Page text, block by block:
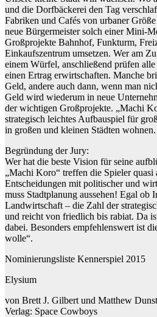
und die Dorfbäckerei den Tag
Fabriken und Cafés von urbaner
neue Bürgermeister solch einer Mini-
Großprojekte Bahnhof, Funkturm,
Einkaufszentrum umsetzen. Wer am
einem Würfel, anschließend prüfen
einen Ertrag erwirtschaften. Manche
Geld, andere auch dann, wenn man
Geld wird wiederum in neue
der wichtigen Großprojekte. „Machi
strategisch leichtes Aufbauspiel für
in großen und kleinen Städten wohnen.
Begründung der Jury:
Wer hat die beste Vision für seine
„Machi Koro“ treffen die Spieler quasi
Entscheidungen mit politischer und
muss Stadtplanung aussehen! Egal ob
Landwirtschaft – die Zahl der
und reicht von friedlich bis rabiat. Da
dabei. Besonders empfehlenswert ist
wolle“.
Nominierungsliste Kennerspiel 2015
Elysium
von Brett J. Gilbert und Matthew
Verlag: Space Cowboys